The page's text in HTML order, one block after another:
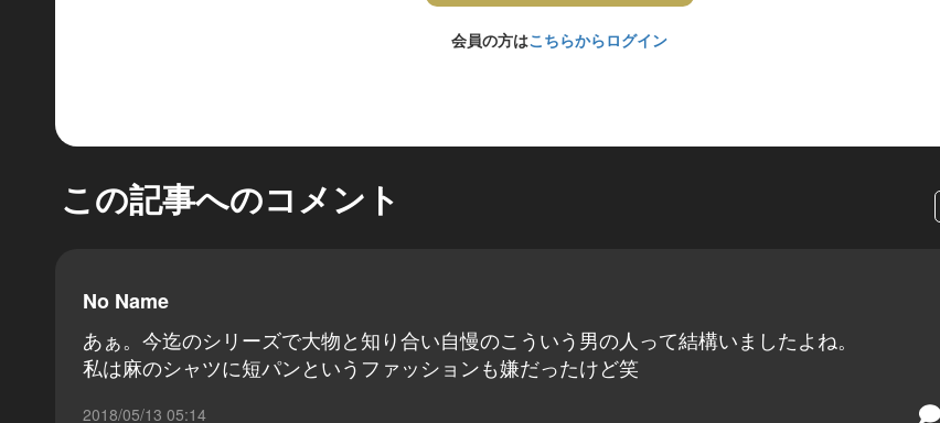
会員の方はこちらからログイン
この記事へのコメント
No Name
あぁ。今迄のシリーズで大物と知り合い自慢のこういう男の人って結構いましたよね。
私は麻のシャツに短パンというファッションも嫌だったけど笑
2018/05/13 05:14